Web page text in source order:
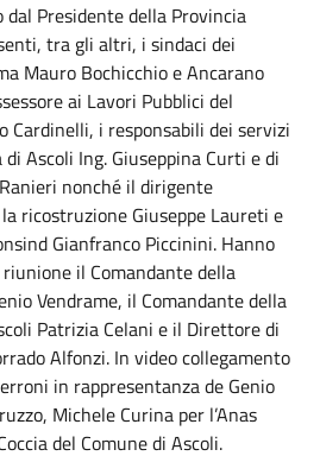
Presidente della Provincia
tra gli altri, i sindaci dei
Mauro Bochicchio e Ancarano
ai Lavori Pubblici del
Cardinelli, i responsabili dei servizi
Ascoli Ing. Giuseppina Curti e di
nonché il dirigente
ricostruzione Giuseppe Laureti e
Gianfranco Piccinini. Hanno
il Comandante della
Vendrame, il Comandante della
Patrizia Celani e il Direttore di
Alfonzi. In video collegamento
in rappresentanza de Genio
Michele Curina per l’Anas
del Comune di Ascoli.